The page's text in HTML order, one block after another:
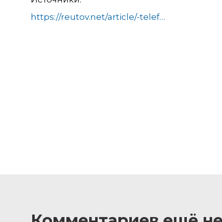
https://reutov.net/article/-telefon-obschestvennoj-priemnoj-snova-rabotaet-755200